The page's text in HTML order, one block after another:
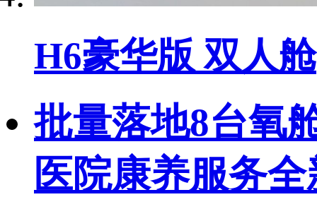
H6豪华版 双人舱
批量落地8台氧
医院康养服务